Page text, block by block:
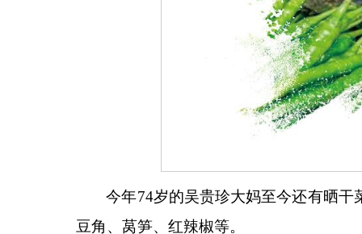
今年74岁的吴贵珍大妈至今还有晒
豆角、莴笋、红辣椒等。